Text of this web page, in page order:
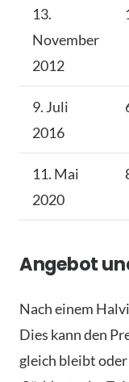
13.
November
2012
9. Juli
2016
11. Mai
2020
Angebot
Nach einem
Dies kann den
gleich bleibt